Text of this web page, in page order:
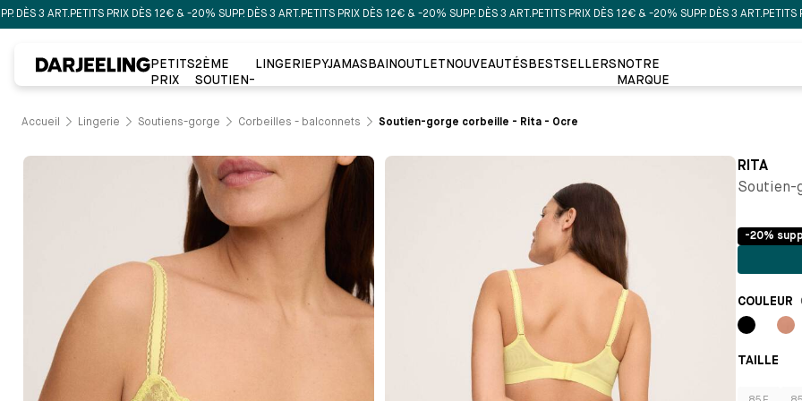
ART.PETITS PRIX DÈS 12€ & -20% SUPP. DÈS 3 ART.PETITS PRIX DÈS 12€ & -20% SUPP. DÈS 3 ART.PETITS PRIX DÈS 12€ & -20% SUPP. DÈS 3 ART.PETITS PRIX
PETITS
PRIX
2ÈME
SOUTIEN-
LINGERIE PYJAMAS BAINOUTLET NOUVEAUTÉS BESTSELLERS NOTRE
MARQUE
Accueil Lingerie Soutiens-gorge Corbeilles - balconnets Soutien-gorge corbeille - Rita - Ocre
RITA
Soutien-
-20%
COULEUR
TAILLE